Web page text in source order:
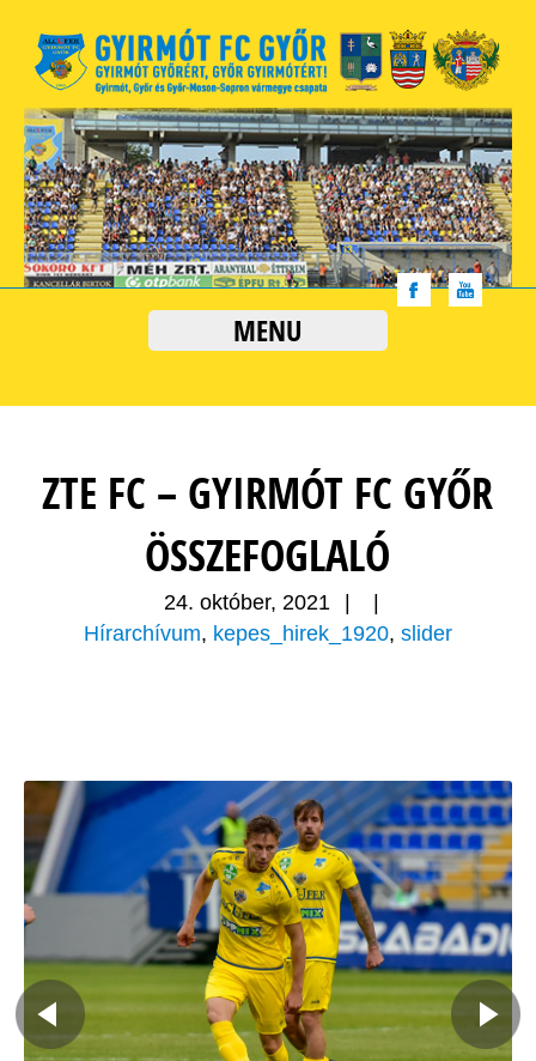
MENU
ZTE FC – GYIRMÓT FC GYŐR
ÖSSZEFOGLALÓ
24. október, 2021
Hírarchívum, kepes_hirek_1920, slider